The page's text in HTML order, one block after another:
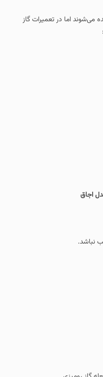
می‌شوند اما در تعمیرات گاز
نباشد.